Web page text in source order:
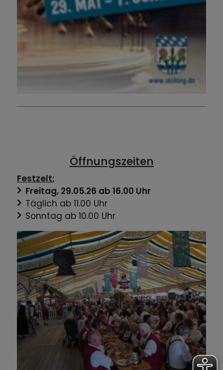
Öffnungszeiten
Festzelt:
Freitag, 29.05.26 ab 16.00 Uhr
Täglich ab 11.00 Uhr
Sonntag ab 10.00 Uhr